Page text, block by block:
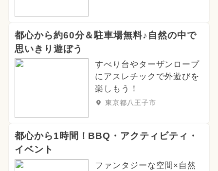
都心から約60分＆駐車場無料♪自然の中で
思いきり遊ぼう
すべり台やターザンロープ
にアスレチックで外遊びを
楽しもう！
東京都八王子市
都心から1時間！BBQ・アクティビティ・
イベント
ファンタジーな空間×自然